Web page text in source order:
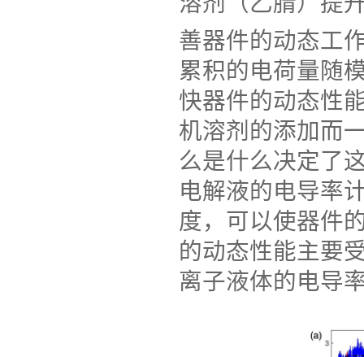
善器件的动态工
累积的电荷量随
快器件的动态性
机溶剂的添加而
么是什么决定了
电解液的电导率
度，可以使器件
的动态性能主要
离子液体的电导